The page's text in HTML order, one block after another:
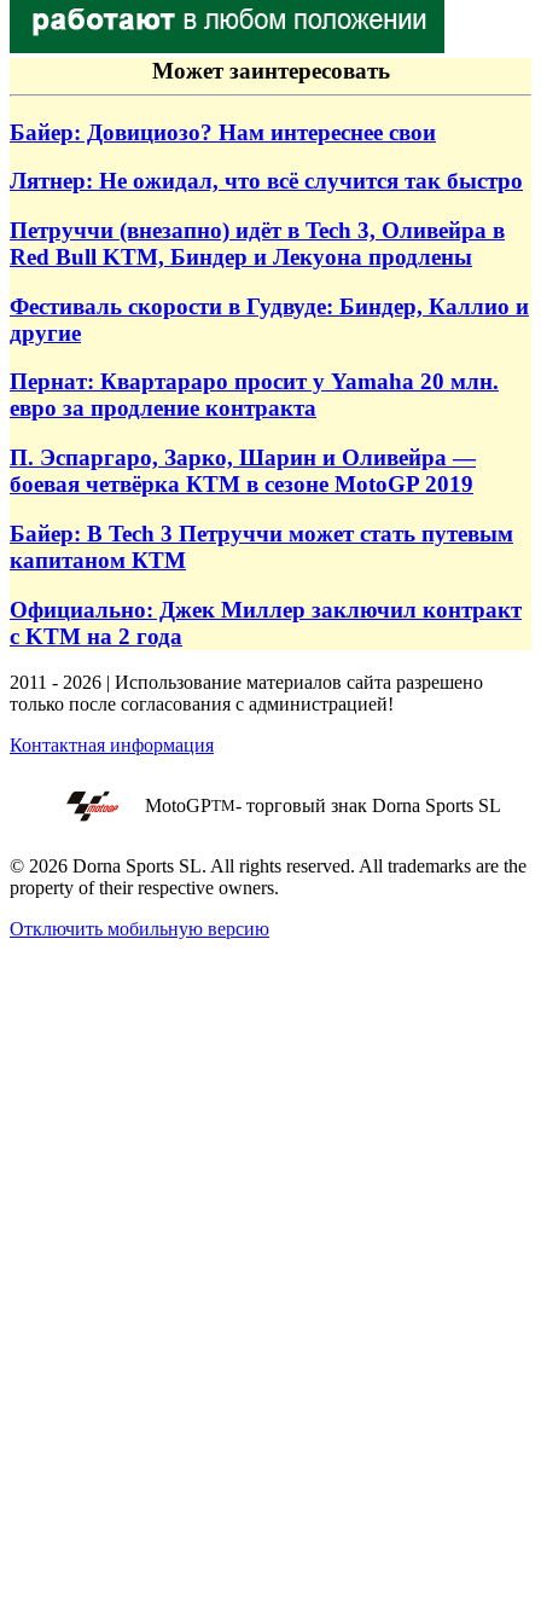
Может заинтересовать
Байер: Довициозо? Нам интереснее свои
Лятнер: Не ожидал, что всё случится так быстро
Петруччи (внезапно) идёт в Tech 3, Оливейра в
Red Bull KTM, Биндер и Лекуона продлены
Фестиваль скорости в Гудвуде: Биндер, Каллио и
другие
Пернат: Квартараро просит у Yamaha 20 млн.
евро за продление контракта
П. Эспаргаро, Зарко, Шарин и Оливейра —
боевая четвёрка КТМ в сезоне MotoGP 2019
Байер: В Tech 3 Петруччи может стать путевым
капитаном КТМ
Официально: Джек Миллер заключил контракт
с KTM на 2 года
2011 - 2026 | Использование материалов сайта разрешено
только после согласования с администрацией!
Контактная информация
MotoGPTM- торговый знак Dorna Sports SL
© 2026 Dorna Sports SL. All rights reserved. All trademarks are the
property of their respective owners.
Отключить мобильную версию